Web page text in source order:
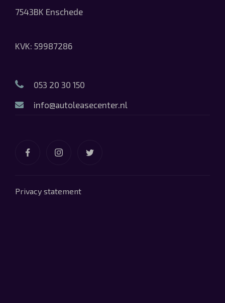
7543BK Enschede
KVK: 59987286
053 20 30 150
info@autoleasecenter.nl
Privacy statement